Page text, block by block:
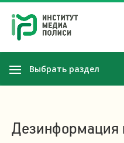
Выбрать раздел
Дезинформация